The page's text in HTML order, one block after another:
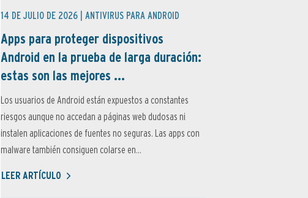
14 DE JULIO DE 2026 | ANTIVIRUS PARA ANDROID
Apps para proteger dispositivos
Android en la prueba de larga duración:
estas son las mejores ...
Los usuarios de Android están expuestos a constantes
riesgos aunque no accedan a páginas web dudosas ni
instalen aplicaciones de fuentes no seguras. Las apps con
malware también consiguen colarse en...
LEER ARTÍCULO